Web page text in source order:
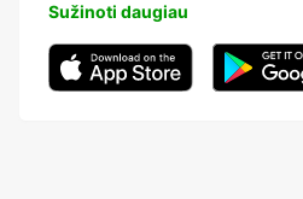
Sužinoti daugiau